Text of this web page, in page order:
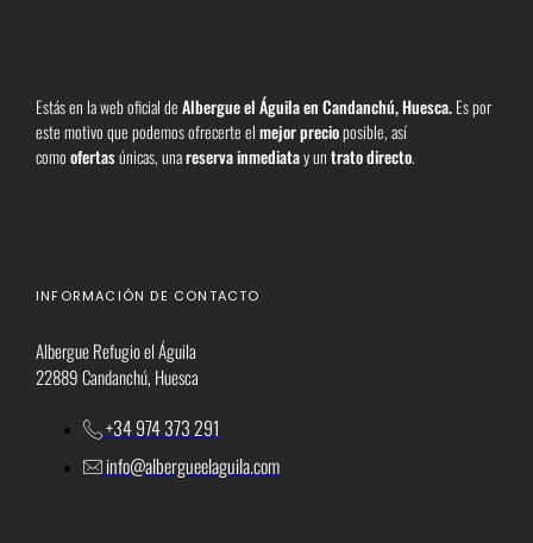
Estás en la web oficial deAlbergue el Águila en Candanchú, Huesca.Es por
este motivo que podemos ofrecerte elmejor precioposible, así
comoofertasúnicas, unareserva inmediatay untrato directo.
INFORMACIÓN DE CONTACTO
Albergue Refugio el Águila
22889 Candanchú, Huesca
+34 974 373 291
info@albergueelaguila.com